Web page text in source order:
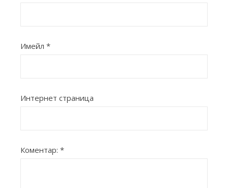
Имейл *
Интернет страница
Коментар: *